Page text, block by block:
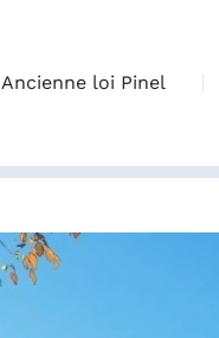
Ancienne loi Pinel